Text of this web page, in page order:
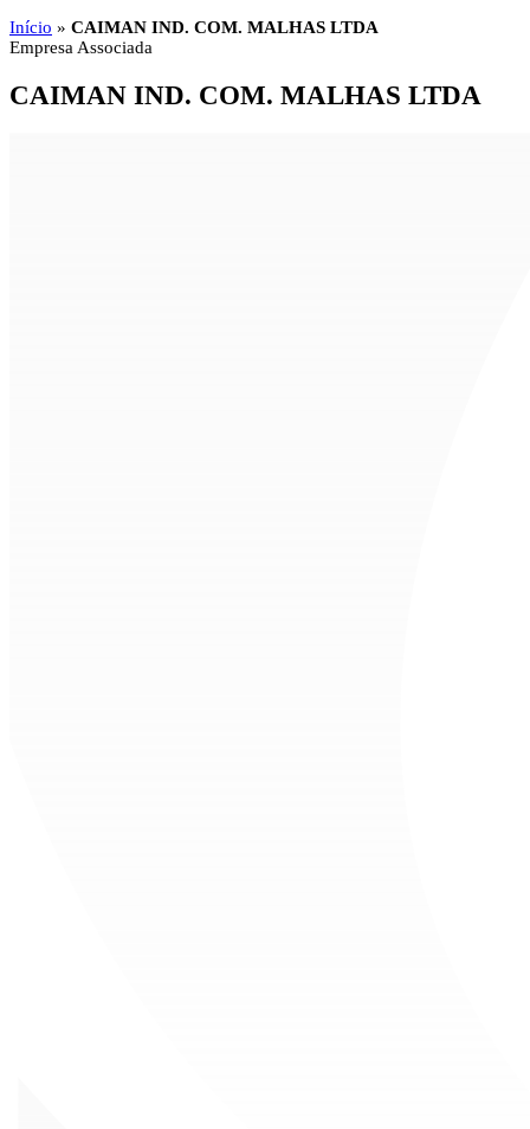
Início » CAIMAN IND. COM. MALHAS LTDA
Empresa Associada
CAIMAN IND. COM. MALHAS LTDA